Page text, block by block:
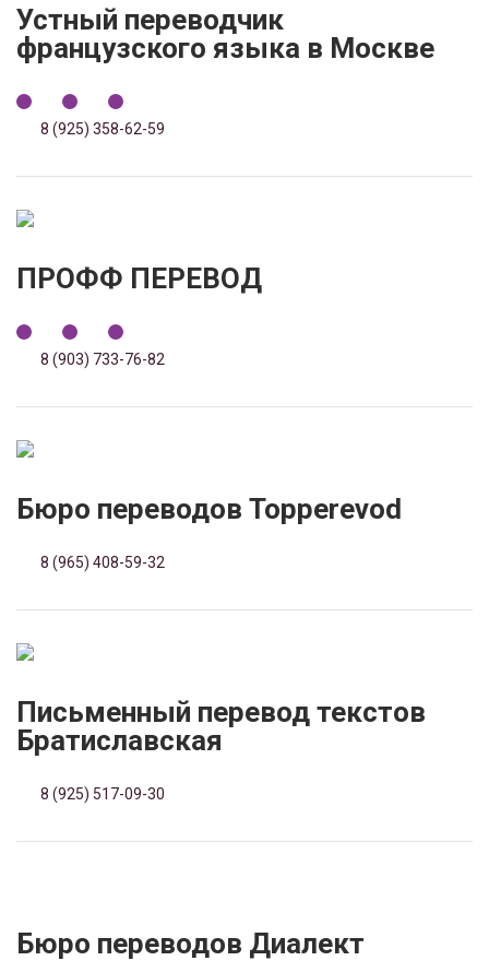
Устный переводчик
французского языка в Москве
8 (925) 358-62-59
ПРОФФ ПЕРЕВОД
8 (903) 733-76-82
Бюро переводов Topperevod
8 (965) 408-59-32
Письменный перевод текстов
Братиславская
8 (925) 517-09-30
Бюро переводов Диалект